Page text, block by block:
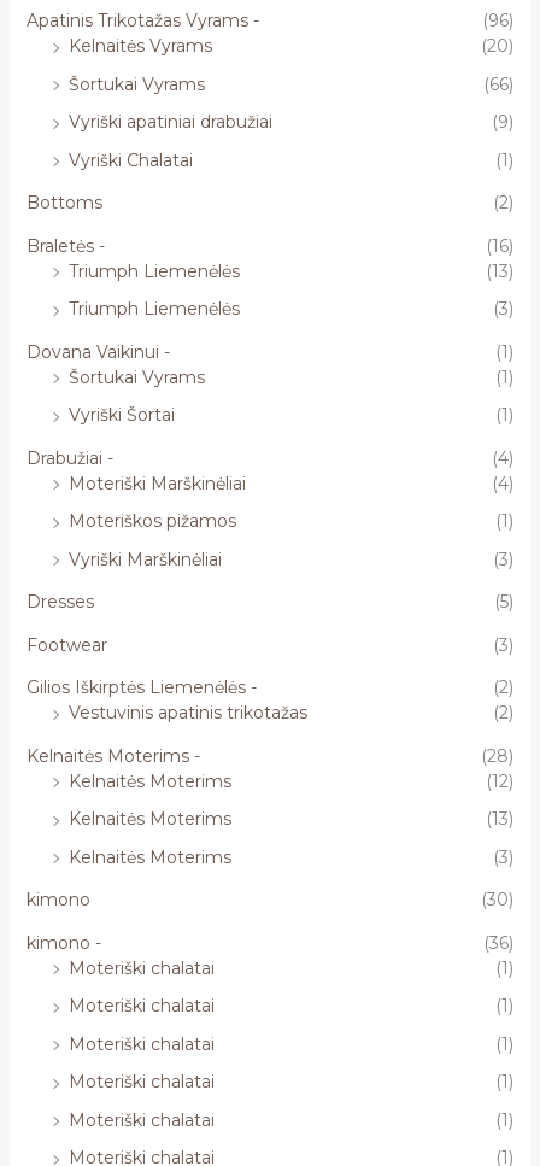
Apatinis Trikotažas Vyrams -
(96)
Kelnaitės Vyrams
(20)
Šortukai Vyrams
(66)
Vyriški apatiniai drabužiai
(9)
Vyriški Chalatai
(1)
Bottoms
(2)
Braletės -
(16)
Triumph Liemenėlės
(13)
Triumph Liemenėlės
(3)
Dovana Vaikinui -
(1)
Šortukai Vyrams
(1)
Vyriški Šortai
(1)
Drabužiai -
(4)
Moteriški Marškinėliai
(4)
Moteriškos pižamos
(1)
Vyriški Marškinėliai
(3)
Dresses
(5)
Footwear
(3)
Gilios Iškirptės Liemenėlės -
(2)
Vestuvinis apatinis trikotažas
(2)
Kelnaitės Moterims -
(28)
Kelnaitės Moterims
(12)
Kelnaitės Moterims
(13)
Kelnaitės Moterims
(3)
kimono
(30)
kimono -
(36)
Moteriški chalatai
(1)
Moteriški chalatai
(1)
Moteriški chalatai
(1)
Moteriški chalatai
(1)
Moteriški chalatai
(1)
Moteriški chalatai
(1)